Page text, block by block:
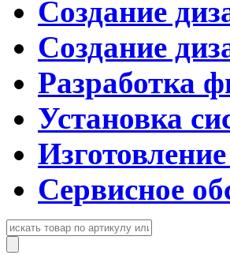
Создание
Создание
Разработка
Установка
Сервисное